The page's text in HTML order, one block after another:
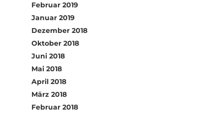
Februar 2019
Januar 2019
Dezember 2018
Oktober 2018
Juni 2018
Mai 2018
April 2018
März 2018
Februar 2018